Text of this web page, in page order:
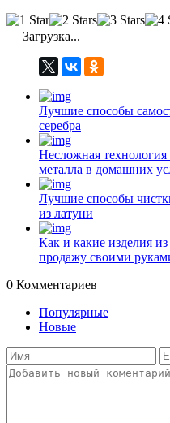
Загрузка...
Лучшие способы
серебра
Несложная технология
металла в домашних
Лучшие способы
из латуни
Как и какие изделия
продажу своими
0 Комментариев
Популярные
Новые